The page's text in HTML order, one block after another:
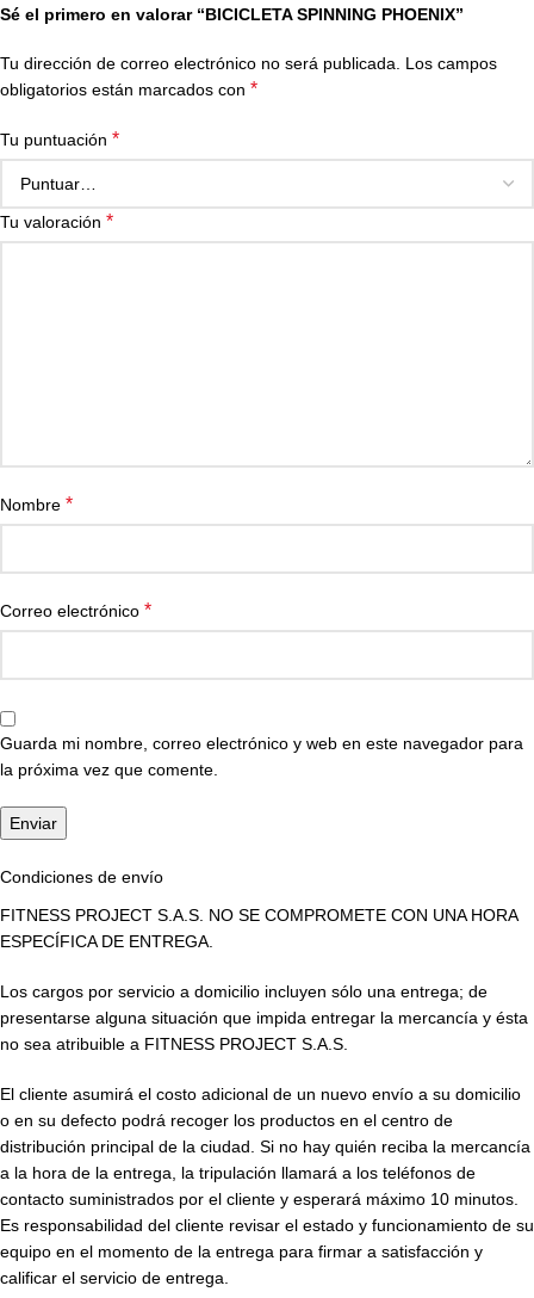
Sé el primero en valorar “BICICLETA SPINNING PHOENIX”
Tu dirección de correo electrónico no será publicada.
Los campos
obligatorios están marcados con *
Tu puntuación *
Tu valoración *
Nombre *
Correo electrónico *
Guarda mi nombre, correo electrónico y web en este navegador para
la próxima vez que comente.
Condiciones de envío
FITNESS PROJECT S.A.S. NO SE COMPROMETE CON UNA HORA
ESPECÍFICA DE ENTREGA.
Los cargos por servicio a domicilio incluyen sólo una entrega; de
presentarse alguna situación que impida entregar la mercancía y ésta
no sea atribuible a FITNESS PROJECT S.A.S.
El cliente asumirá el costo adicional de un nuevo envío a su domicilio
o en su defecto podrá recoger los productos en el centro de
distribución principal de la ciudad. Si no hay quién reciba la mercancía
a la hora de la entrega, la tripulación llamará a los teléfonos de
contacto suministrados por el cliente y esperará máximo 10 minutos.
Es responsabilidad del cliente revisar el estado y funcionamiento de su
equipo en el momento de la entrega para firmar a satisfacción y
calificar el servicio de entrega.